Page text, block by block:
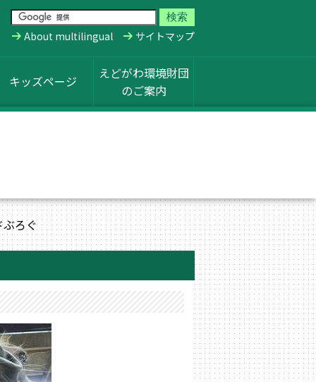
About multilingual サイトマップ
キッズページ
えどがわ環境財団
のご案内
ろぐ